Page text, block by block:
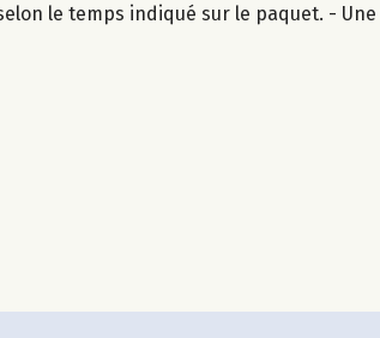
le temps indiqué sur le paquet. -